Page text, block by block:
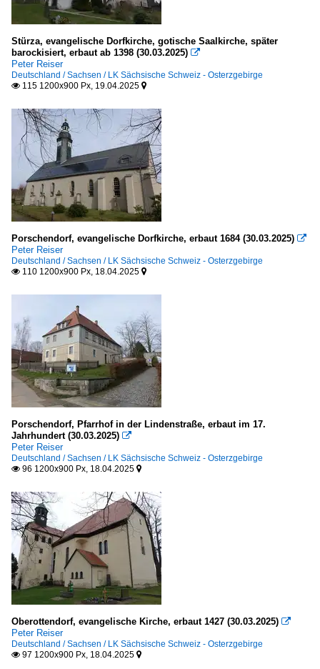
Stürza, evangelische Dorfkirche, gotische Saalkirche, später
barockisiert, erbaut ab 1398 (30.03.2025) 
Peter Reiser
Deutschland / Sachsen / LK Sächsische Schweiz - Osterzgebirge
 115 1200x900 Px, 19.04.2025 
Porschendorf, evangelische Dorfkirche, erbaut 1684 (30.03.2025) 
Peter Reiser
Deutschland / Sachsen / LK Sächsische Schweiz - Osterzgebirge
 110 1200x900 Px, 18.04.2025 
Porschendorf, Pfarrhof in der Lindenstraße, erbaut im 17.
Jahrhundert (30.03.2025) 
Peter Reiser
Deutschland / Sachsen / LK Sächsische Schweiz - Osterzgebirge
 96 1200x900 Px, 18.04.2025 
Oberottendorf, evangelische Kirche, erbaut 1427 (30.03.2025) 
Peter Reiser
Deutschland / Sachsen / LK Sächsische Schweiz - Osterzgebirge
 97 1200x900 Px, 18.04.2025 